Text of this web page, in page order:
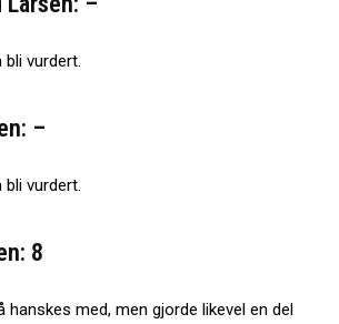
vurdert.
–
vurdert.
8
hanskes med, men gjorde likevel en del